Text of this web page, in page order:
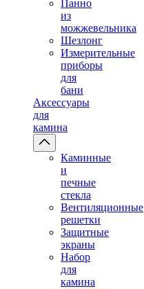
Панно
из
можжевельника
Шезлонг
Измерительные
приборы
для
бани
Аксессуары
для
камина
Каминные
и
печные
стекла
Вентиляционные
решетки
Защитные
экраны
Набор
для
камина